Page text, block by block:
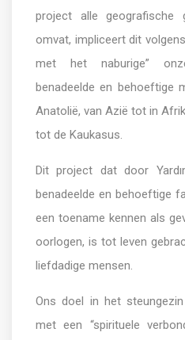
project alle geografische
omvat, impliceert dit
met het naburige”
benadeelde en behoeftige
Anatolië, van Azië tot in
tot de Kaukasus.
Dit project dat door
benadeelde en behoeftige
een toename kennen als
oorlogen, is tot leven
liefdadige mensen.
Ons doel in het
met een “spirituele